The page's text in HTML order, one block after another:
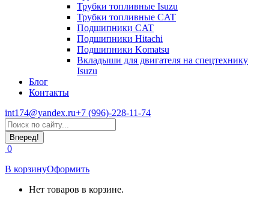
Трубки топливные Isuzu
Трубки топливные CAT
Подшипники CAT
Подшипники Hitachi
Подшипники Komatsu
Вкладыши для двигателя на спецтехнику
Isuzu
Блог
Контакты
int174@yandex.ru+7 (996)-228-11-74
Страница
WhatsApp
открывается
в
новом
окне
Поиск:
0
В корзинуОформить
Нет товаров в корзине.